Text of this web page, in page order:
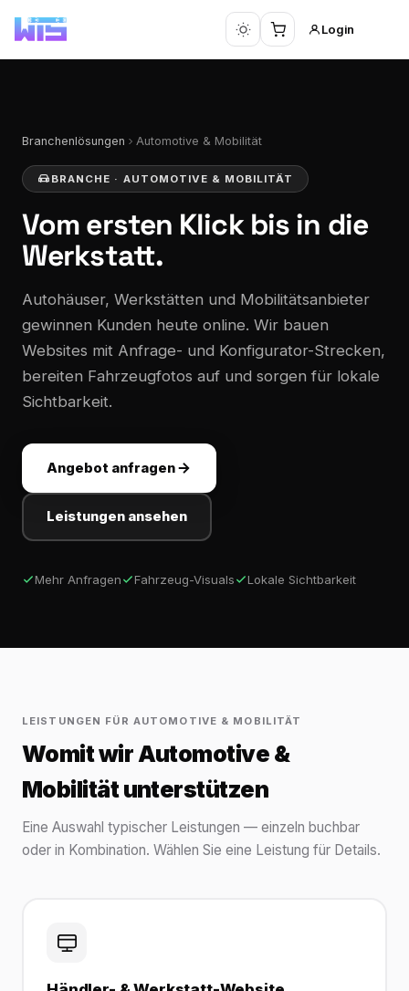
Login
Branchenlösungen Automotive & Mobilität
BRANCHE · AUTOMOTIVE & MOBILITÄT
Vom ersten Klick bis in die
Werkstatt.
Autohäuser, Werkstätten und Mobilitätsanbieter
gewinnen Kunden heute online. Wir bauen
Websites mit Anfrage- und Konfigurator-Strecken,
bereiten Fahrzeugfotos auf und sorgen für lokale
Sichtbarkeit.
Angebot anfragen
Leistungen ansehen
Mehr Anfragen Fahrzeug-Visuals Lokale Sichtbarkeit
LEISTUNGEN FÜR AUTOMOTIVE & MOBILITÄT
Womit wir Automotive &
Mobilität unterstützen
Eine Auswahl typischer Leistungen — einzeln buchbar
oder in Kombination. Wählen Sie eine Leistung für Details.